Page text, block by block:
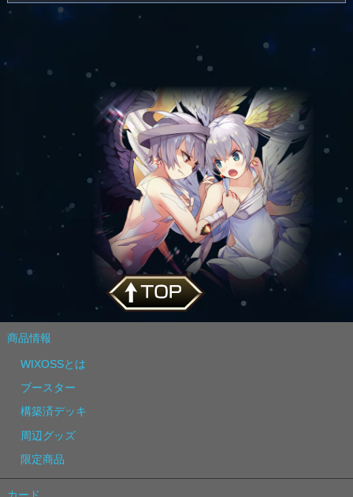
商品情報
WIXOSSとは
ブースター
構築済デッキ
周辺グッズ
限定商品